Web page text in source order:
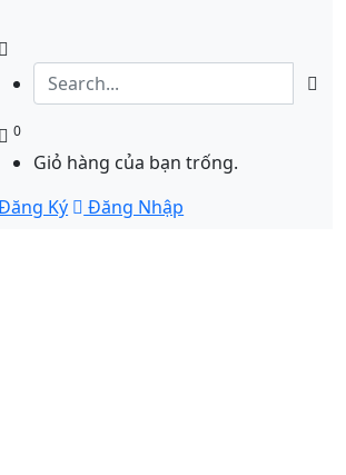
0
Giỏ hàng của bạn trống.
Ký
Đăng Nhập